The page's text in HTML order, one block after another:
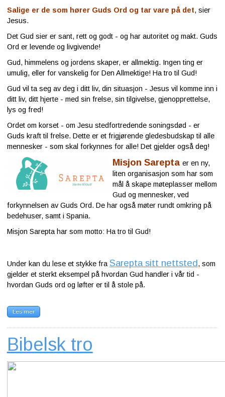
Salige er de som hører Guds Ord og tar vare på det, sier
Jesus.
Det Gud sier er sant, rett og godt - og har autoritet og makt. Guds
Ord er levende og livgivende!
Gud, himmelens og jordens skaper, er allmektig. Ingen ting er
umulig, eller for vanskelig for Den Allmektige! Ha tro til Gud!
Gud vil ta seg av deg i ditt liv, din situasjon - Jesus vil komme inn i
ditt liv, ditt hjerte - med sin frelse, sin tilgivelse, gjenopprettelse,
lys og fred!
Ordet om korset - om Jesu stedfortredende soningsdød - er
Guds kraft til frelse. Dette er et frigjørende gledesbudskap til alle
mennesker - som skal forkynnes for alle! Det gjelder også deg!
Misjon Sarepta er en ny,
liten organisasjon som har som
mål å skape møteplasser mellom
Gud og mennesker, ved
forkynnelsen av Guds Ord. De har også møter rundt omkring på
bedehuser, samt i Spania.
Misjon Sarepta har som motto: Ha tro til Gud!
Under kan du lese et stykke fra Sarepta sitt nettsted, som
gjelder et sterkt eksempel på hvordan Gud handler i vår tid -
hvordan Guds ord og løfter er til å stole på.
Les mer
Bibelsk tro